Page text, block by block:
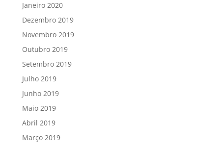
Janeiro 2020
Dezembro 2019
Novembro 2019
Outubro 2019
Setembro 2019
Julho 2019
Junho 2019
Maio 2019
Abril 2019
Março 2019